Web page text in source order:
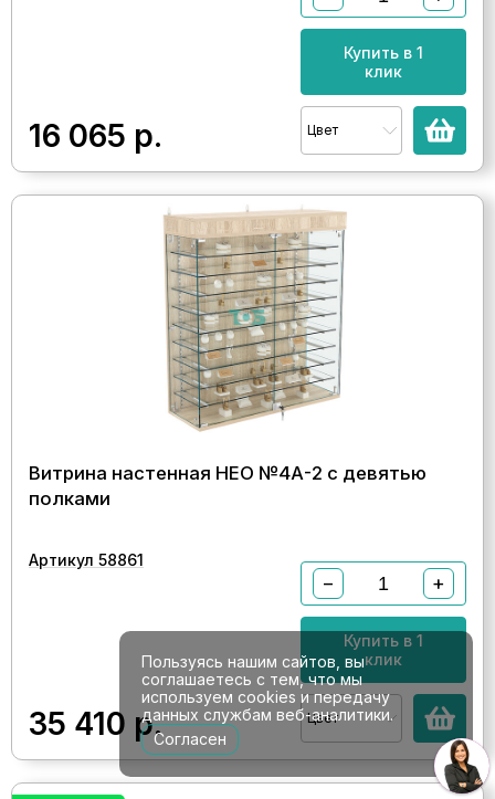
16 065 р.
Купить в 1
клик
Цвет
Витрина настенная НЕО №4А-2 с девятью
полками
Артикул 58861
35 410 р.
− +
Купить в 1
клик
Цвет
Пользуясь нашим сайтов, вы
соглашаетесь с тем, что мы
используем cookies и передачу
данных службам веб-аналитики.
Согласен